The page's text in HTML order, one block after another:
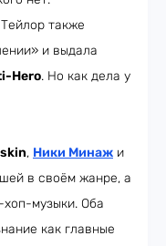
также
и выдала
Hero. Но как дела у
, Ники Минаж и
в своём жанре, а
хоп-музыки. Оба
как главные